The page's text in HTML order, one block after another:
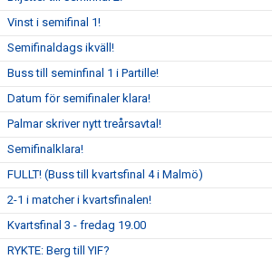
Vinst i semifinal 1!
Semifinaldags ikväll!
Buss till seminfinal 1 i Partille!
Datum för semifinaler klara!
Palmar skriver nytt treårsavtal!
Semifinalklara!
FULLT! (Buss till kvartsfinal 4 i Malmö)
2-1 i matcher i kvartsfinalen!
Kvartsfinal 3 - fredag 19.00
RYKTE: Berg till YIF?